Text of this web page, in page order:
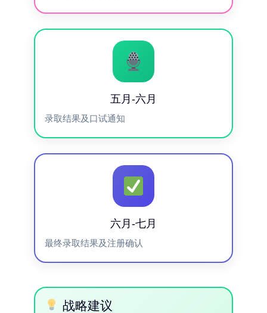
五月-六月
录取结果及口试通知
六月-七月
最终录取结果及注册确认
战略建议